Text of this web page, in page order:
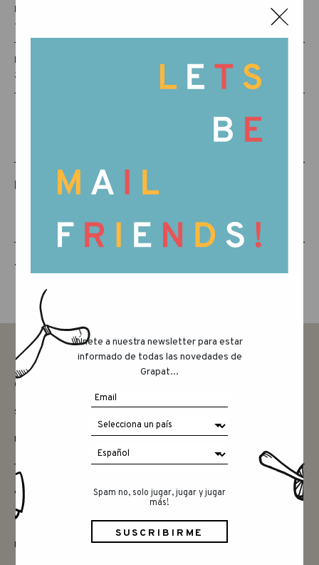
EDAD RECOMENDADA:
++36 MTHS MESES
REF:
24-263
PRODUCTOS RELACIONADOS
THE ANIMAL CREW
Únete a nuestra newsletter para estar
informado de todas las novedades de
Grapat...
Spam no, solo jugar, jugar y jugar
más!
CONTACTAR
SAY HELLO
INSTAGRAM
AMIGOS
QUIERES SER MINORISTA
ENCUENTRA LAS TIENDAS